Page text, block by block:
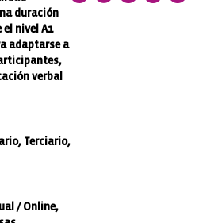
duración
el nivel A1
adaptarse a
verbal
Terciario,
/ Online,